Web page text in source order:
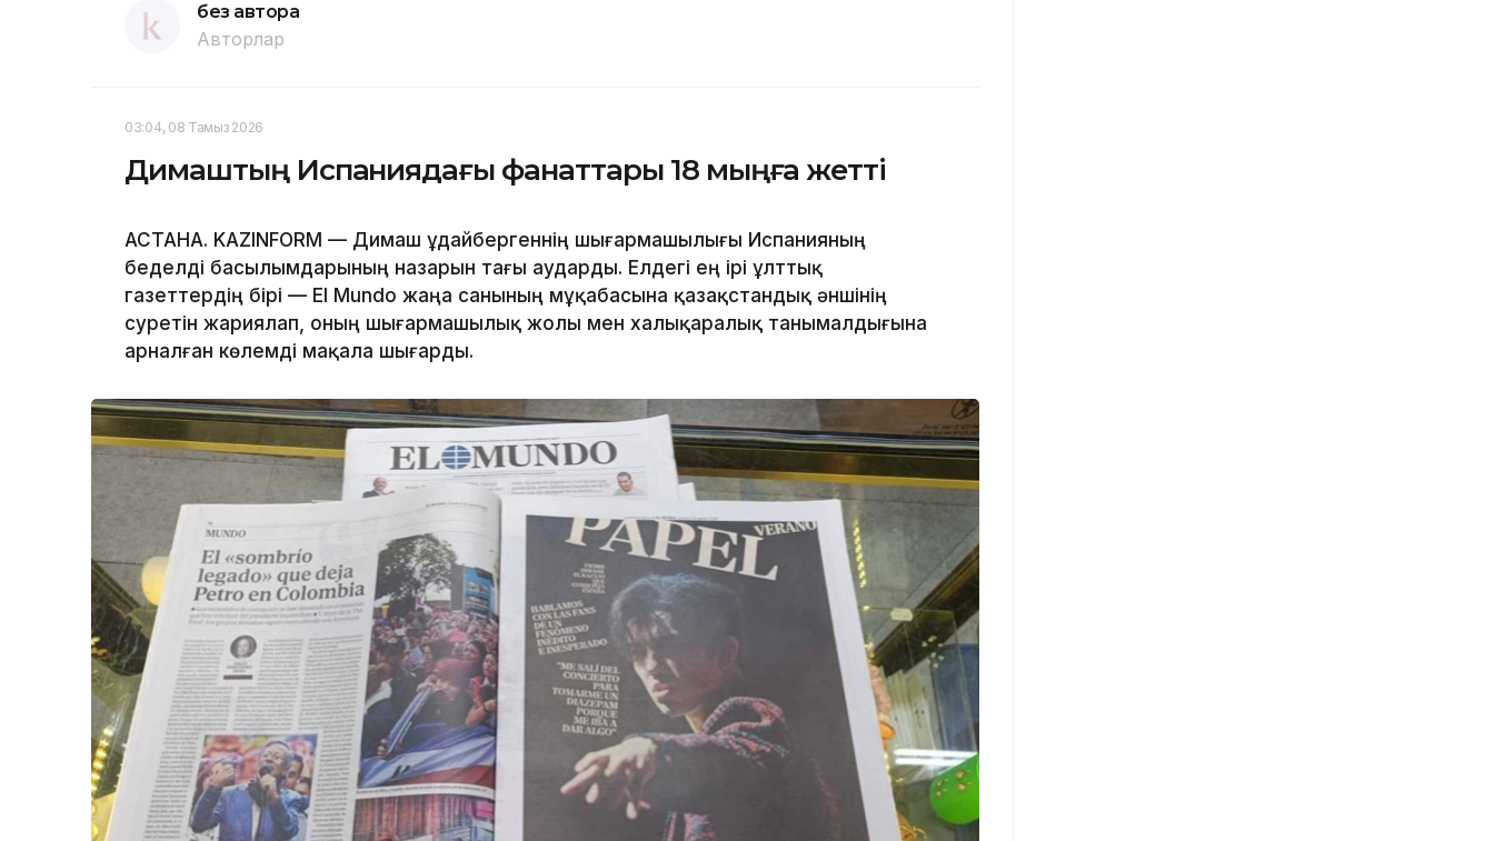
без автора
Авторлар
03:04, 08 Тамыз 2026
Димаштың Испаниядағы фанаттары 18 мыңға жетті
АСТАНА. KAZINFORM — Димаш Құдайбергеннің шығармашылығы Испанияның
беделді басылымдарының назарын тағы аударды. Елдегі ең ірі ұлттық
газеттердің бірі — El Mundo жаңа санының мұқабасына қазақстандық әншінің
суретін жариялап, оның шығармашылық жолы мен халықаралық танымалдығына
арналған көлемді мақала шығарды.